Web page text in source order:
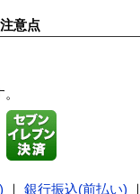
意点
銀行振込(前払い)